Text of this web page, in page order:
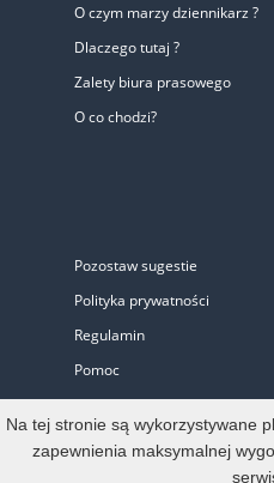
O czym marzy dziennikarz ?
Dlaczego tutaj ?
Zalety biura prasowego
O co chodzi?
Pozostaw sugestie
Polityka prywatności
Regulamin
Pomoc
Biuro Prasowe
Na tej stronie są wykorzystywane
zapewnienia maksymalnej